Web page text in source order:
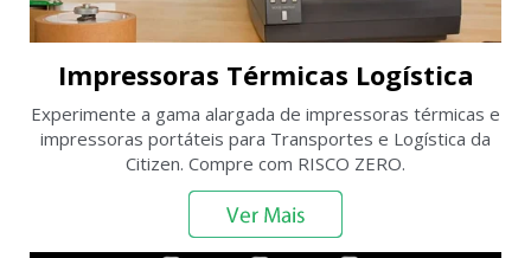
Impressoras Térmicas Logística
Experimente a gama alargada de impressoras térmicas e
impressoras portáteis para Transportes e Logística da
Citizen. Compre com RISCO ZERO.